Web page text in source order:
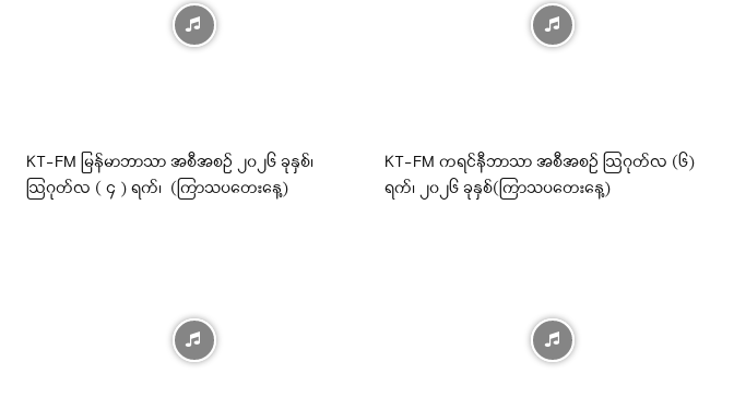
KT-FM မြန်မာဘာသာ အစီအစဉ် ၂၀၂၆ ခုနှစ်၊
ဩဂုတ်လ ( ၄ ) ရက်၊ (ကြာသပတေးနေ့)
KT-FM ကရင်နီဘာသာ အစီအစဉ် ဩဂုတ်လ (၆)
ရက်၊ ၂၀၂၆ ခုနှစ်(ကြာသပတေးနေ့)